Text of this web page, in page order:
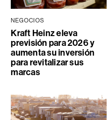
NEGOCIOS
Kraft Heinz eleva
previsión para 2026 y
aumenta su inversión
para revitalizar sus
marcas